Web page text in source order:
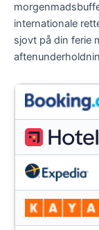
internationale
sjovt på din ferie